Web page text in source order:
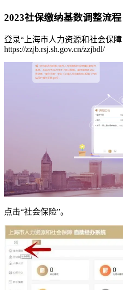
2023社保缴纳基数调整流程
登录“上海市人力资源和社会保障
https://zzjb.rsj.sh.gov.cn/zzjbdl/
点击“社会保险”。